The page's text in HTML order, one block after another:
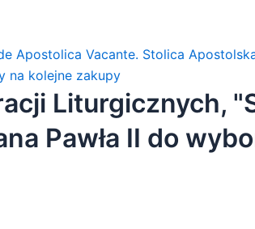
+ gratis]
Liturgicznych,
Pawła II do
+ kod